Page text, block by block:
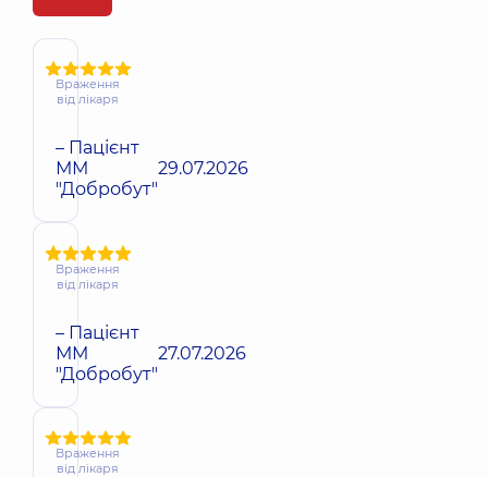
Враження
від лікаря
– Пацієнт
ММ
"Добробут"
29.07.2026
Враження
від лікаря
– Пацієнт
ММ
"Добробут"
27.07.2026
Враження
від лікаря